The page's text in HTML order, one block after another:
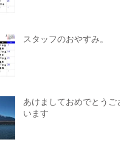
スタッフのおやすみ。
あけましておめでとうござ
います